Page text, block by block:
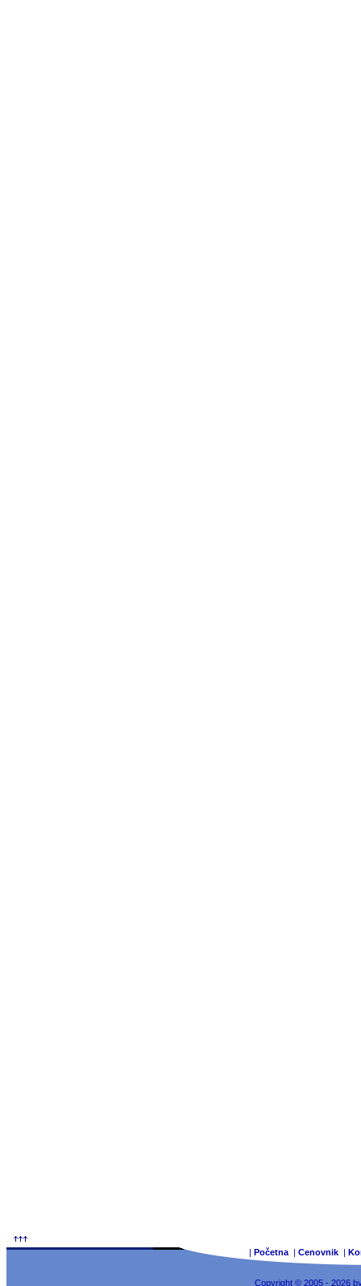
| Početna | Cenovnik |
Copyright © 2005 - 2026